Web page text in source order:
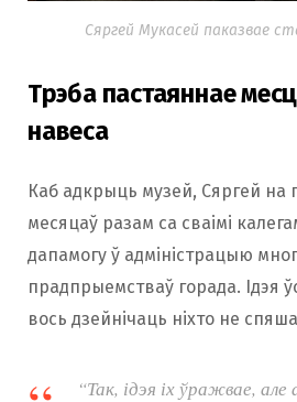
Сяргей Мукасей паказвае
Трэба пастаяннае
навеса
Каб адкрыць музей, Сяргей на
месяцаў разам са сваімі
дапамогу ў адміністрацыю
прадпрыемстваў горада. Ідэя
вось дзейнічаць ніхто не
“Так, ідэя іх ўражвае, але